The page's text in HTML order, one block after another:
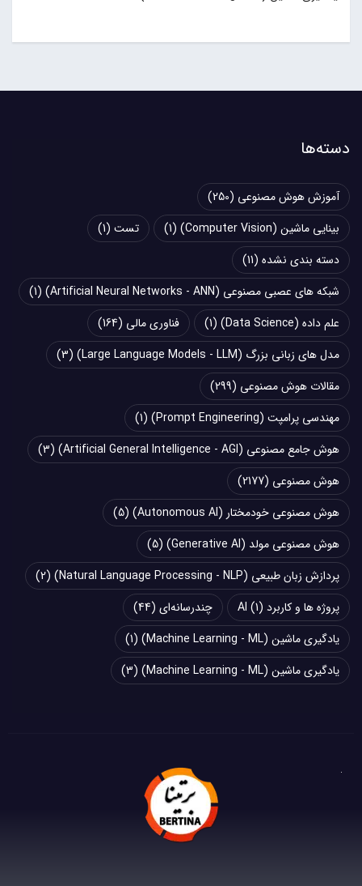
دسته‌ها
آموزش هوش مصنوعی (250)
بینایی ماشین (Computer Vision)
(1) تست (1)
دسته بندی نشده (11)
شبکه های عصبی مصنوعی (Artificial Neural Networks - ANN)
(1)
علم داده (Data Science)
(1) فناوری مالی (164)
مدل های زبانی بزرگ (Large Language Models - LLM)
(3)
مقالات هوش مصنوعی (299)
مهندسی پرامپت (Prompt Engineering)
(1)
هوش جامع مصنوعی (Artificial General Intelligence - AGI)
(3)
هوش مصنوعی (2177)
هوش مصنوعی خودمختار (Autonomous AI)
(5)
هوش مصنوعی مولد (Generative AI)
(5)
پردازش زبان طبیعی (Natural Language Processing - NLP)
(2)
پروژه ها و کاربرد AI (1) چند‌‌رسانه‌ای (44)
یادگیری ماشین (Machine Learning - ML)
(1)
یادگیری ماشین (Machine Learning - ML)
(3)